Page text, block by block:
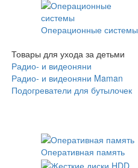
Операционные системы
Товары для ухода за детьми
Радио- и видеоняни
Радио- и видеоняни Maman
Подогреватели для бутылочек
Оперативная память